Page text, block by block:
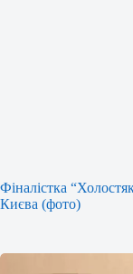
Фіналістка
Києва (фото)